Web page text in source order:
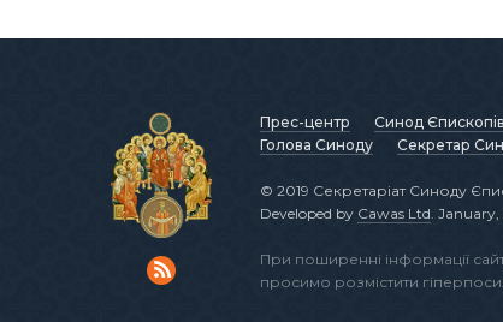
Прес-центр Синод Єпископів
Голова Синоду
Секретар
© 2019 Секретаріат Синоду
Developed by Cawas Ltd . January,
При поширенні інформації
просимо розмістити